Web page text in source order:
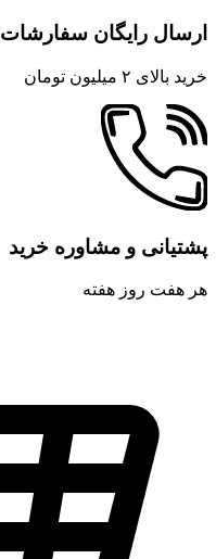
ارسال رایگان سفارشات
خرید بالای ۲ میلیون تومان
پشتیانی و مشاوره خرید
هر هفت روز هفته